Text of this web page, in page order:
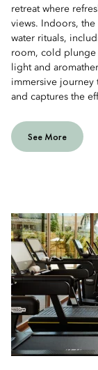
retreat where
views. Indoors,
water rituals,
room, cold plunge
light and
immersive journey
and captures the
See More